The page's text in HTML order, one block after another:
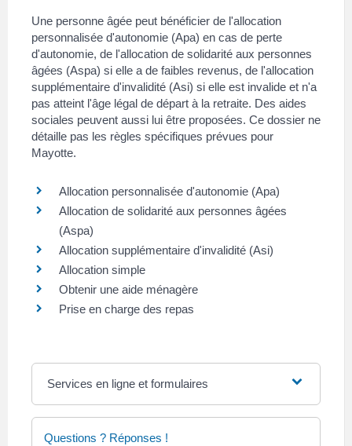
Une personne âgée peut bénéficier de l'allocation
personnalisée d'autonomie (Apa) en cas de perte
d'autonomie, de l'allocation de solidarité aux personnes
âgées (Aspa) si elle a de faibles revenus, de l'allocation
supplémentaire d'invalidité (Asi) si elle est invalide et n'a
pas atteint l'âge légal de départ à la retraite. Des aides
sociales peuvent aussi lui être proposées. Ce dossier ne
détaille pas les règles spécifiques prévues pour
Mayotte.
Allocation personnalisée d'autonomie (Apa)
Allocation de solidarité aux personnes âgées
(Aspa)
Allocation supplémentaire d'invalidité (Asi)
Allocation simple
Obtenir une aide ménagère
Prise en charge des repas
Services en ligne et formulaires
Questions ? Réponses !